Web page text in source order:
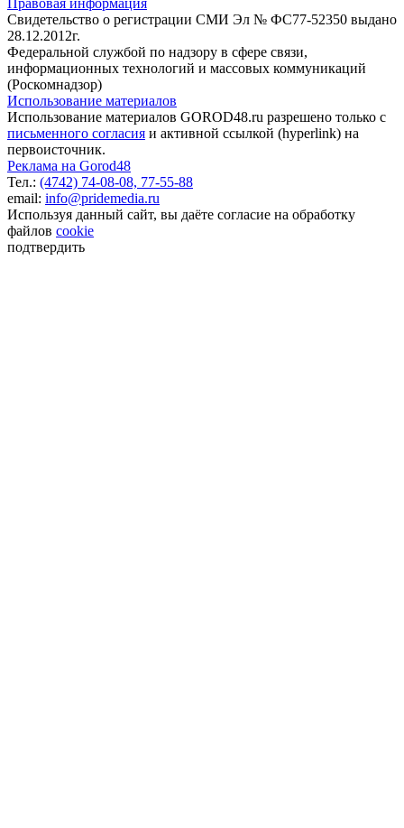
Правовая информация
Свидетельство о регистрации СМИ Эл № ФС77-52350 выдано
28.12.2012г.
Федеральной службой по надзору в сфере связи,
информационных технологий и массовых коммуникаций
(Роскомнадзор)
Использование материалов
Использование материалов GOROD48.ru разрешено только с
письменного согласия и активной ссылкой (hyperlink) на
первоисточник.
Реклама на Gorod48
Тел.: (4742) 74-08-08, 77-55-88
email: info@pridemedia.ru
Используя данный сайт, вы даёте согласие на обработку
файлов cookie
подтвердить